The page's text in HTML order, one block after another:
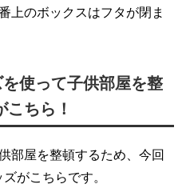
上のボックスはフタが閉ま
使って子供部屋を整
ちら！
部屋を整頓するため、今回
がこちらです。